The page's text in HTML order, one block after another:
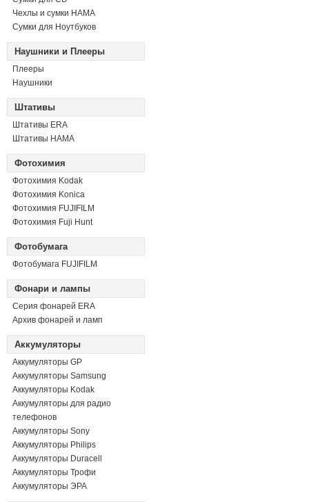
Чехлы и сумки HAMA
Сумки для Ноутбуков
Наушники и Плееры
Плееры
Наушники
Штативы
Штативы ERA
Штативы HAMA
Фотохимия
Фотохимия Kodak
Фотохимия Konica
Фотохимия FUJIFILM
Фотохимия Fuji Hunt
Фотобумага
Фотобумага FUJIFILM
Фонари и лампы
Серия фонарей ERA
Архив фонарей и ламп
Аккумуляторы
Аккумуляторы GP
Аккумуляторы Samsung
Аккумуляторы Kodak
Аккумуляторы для радио
телефонов
Аккумуляторы Sony
Аккумуляторы Philips
Аккумуляторы Duracell
Аккумуляторы Трофи
Аккумуляторы ЭРА